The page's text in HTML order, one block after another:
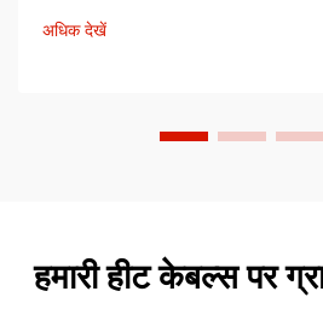
समाधान देखें।
अधिक देखें
हमारी हीट केबल्स पर